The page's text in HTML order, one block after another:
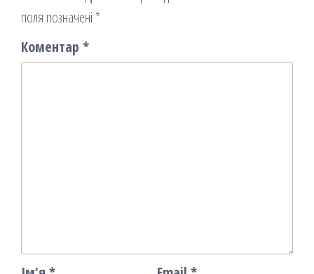
поля позначені *
Коментар *